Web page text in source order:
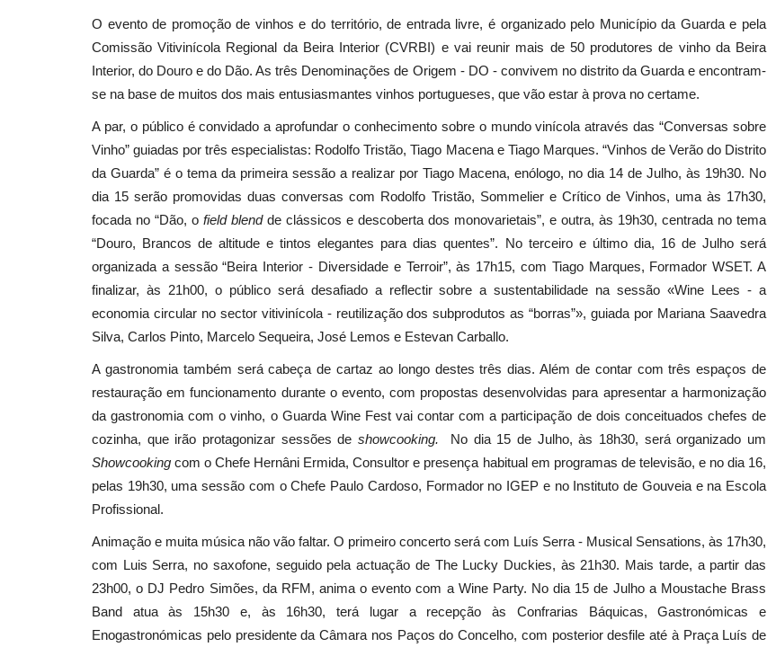
O evento de promoção de vinhos e do território, de entrada livre, é organizado pelo Município da Guarda e pela
Comissão Vitivinícola Regional da Beira Interior (CVRBI) e vai reunir mais de 50 produtores de vinho da Beira
Interior, do Douro e do Dão. As três Denominações de Origem - DO - convivem no distrito da Guarda e encontram-
se na base de muitos dos mais entusiasmantes vinhos portugueses, que vão estar à prova no certame.
A par, o público é convidado a aprofundar o conhecimento sobre o mundo vinícola através das “Conversas sobre
Vinho” guiadas por três especialistas: Rodolfo Tristão, Tiago Macena e Tiago Marques. “Vinhos de Verão do Distrito
da Guarda” é o tema da primeira sessão a realizar por Tiago Macena, enólogo, no dia 14 de Julho, às 19h30. No
dia 15 serão promovidas duas conversas com Rodolfo Tristão, Sommelier e Crítico de Vinhos, uma às 17h30,
focada no “Dão, o field blendde clássicos e descoberta dos monovarietais”, e outra, às 19h30, centrada no tema
“Douro, Brancos de altitude e tintos elegantes para dias quentes”. No terceiro e último dia, 16 de Julho será
organizada a sessão “Beira Interior - Diversidade e Terroir”, às 17h15, com Tiago Marques, Formador WSET. A
finalizar, às 21h00, o público será desafiado a reflectir sobre a sustentabilidade na sessão «Wine Lees - a
economia circular no sector vitivinícola - reutilização dos subprodutos as “borras”», guiada por Mariana Saavedra
Silva, Carlos Pinto, Marcelo Sequeira, José Lemos e Estevan Carballo.
A gastronomia também será cabeça de cartaz ao longo destes três dias. Além de contar com três espaços de
restauração em funcionamento durante o evento, com propostas desenvolvidas para apresentar a harmonização
da gastronomia com o vinho, o Guarda Wine Fest vai contar com a participação de dois conceituados chefes de
cozinha, que irão protagonizar sessões de showcooking. No dia 15 de Julho, às 18h30, será organizado um
Showcooking com o Chefe Hernâni Ermida, Consultor e presença habitual em programas de televisão, e no dia 16,
pelas 19h30, uma sessão com o Chefe Paulo Cardoso, Formador no IGEP e no Instituto de Gouveia e na Escola
Profissional.
Animação e muita música não vão faltar. O primeiro concerto será com Luís Serra - Musical Sensations, às 17h30,
com Luis Serra, no saxofone, seguido pela actuação de The Lucky Duckies, às 21h30. Mais tarde, a partir das
23h00, o DJ Pedro Simões, da RFM, anima o evento com a Wine Party. No dia 15 de Julho a Moustache Brass
Band atua às 15h30 e, às 16h30, terá lugar a recepção às Confrarias Báquicas, Gastronómicas e
Enogastronómicas pelo presidente da Câmara nos Paços do Concelho, com posterior desfile até à Praça Luís de